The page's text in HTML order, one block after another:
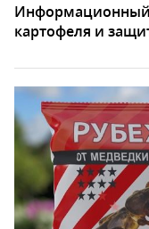
Информационный
картофеля и